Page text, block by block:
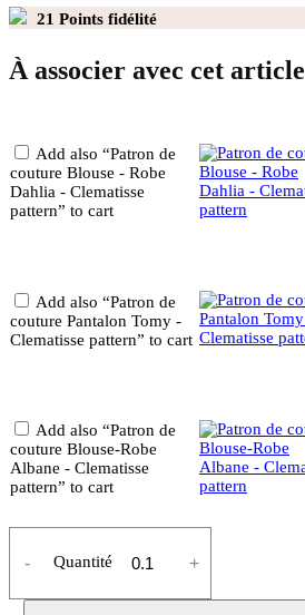
21 Points fidélité
À associer avec cet article
Add also “Patron de
couture Blouse - Robe
Dahlia - Clematisse
pattern” to cart
Add also “Patron de
couture Pantalon Tomy -
Clematisse pattern” to cart
Add also “Patron de
couture Blouse-Robe
Albane - Clematisse
pattern” to cart
- Quantité +